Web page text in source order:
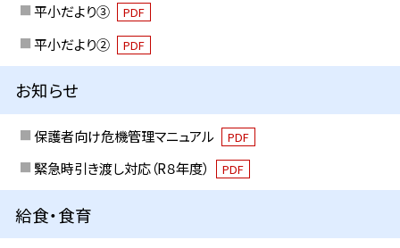
平小だより③
PDF
平小だより② PDF
お知らせ
保護者向け危機管理マニュアル PDF
緊急時引き渡し対応（R８年度） PDF
給食・食育